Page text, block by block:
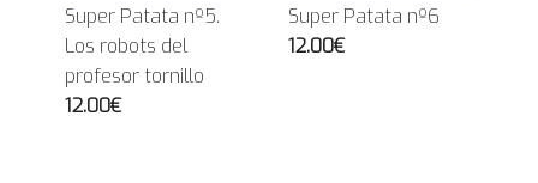
Super Patata nº5.
Los robots del
profesor tornillo
12.00€
Super Patata nº6
12.00€